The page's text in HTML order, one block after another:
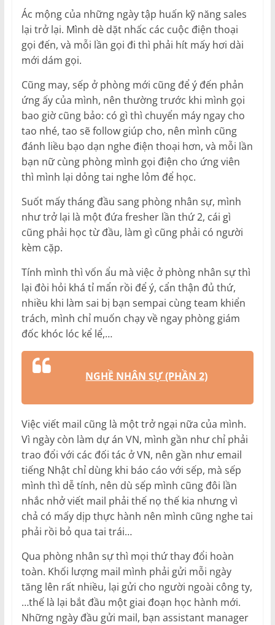
Ác mộng của những ngày tập huấn kỹ năng sales
lại trở lại. Mình dè dặt nhấc các cuộc điện thoại
gọi đến, và mỗi lần gọi đi thì phải hít mấy hơi dài
mới dám gọi.
Cũng may, sếp ở phòng mới cũng để ý đến phản
ứng ấy của mình, nên thường trước khi mình gọi
bao giờ cũng bảo: có gì thì chuyển máy ngay cho
tao nhé, tao sẽ follow giúp cho, nên mình cũng
đánh liều bạo dạn nghe điện thoại hơn, và mỗi lần
bạn nữ cùng phòng mình gọi điện cho ứng viên
thì mình lại dỏng tai nghe lỏm để học.
Suốt mấy tháng đầu sang phòng nhân sự, mình
như trở lại là một đứa fresher lần thứ 2, cái gì
cũng phải học từ đầu, làm gì cũng phải có người
kèm cặp.
Tính mình thì vốn ẩu mà việc ở phòng nhân sự thì
lại đòi hỏi khá tỉ mẩn rồi để ý, cẩn thận đủ thứ,
nhiều khi làm sai bị bạn sempai cùng team khiển
trách, mình chỉ muốn chạy về ngay phòng giám
đốc khóc lóc kể lể,…
NGHỀ NHÂN SỰ (PHẦN 2)
Việc viết mail cũng là một trở ngại nữa của mình.
Vì ngày còn làm dự án VN, mình gần như chỉ phải
trao đổi với các đối tác ở VN, nên gần như email
tiếng Nhật chỉ dùng khi báo cáo với sếp, mà sếp
mình thì dễ tính, nên dù sếp mình cũng đôi lần
nhắc nhở viết mail phải thế nọ thế kia nhưng vì
chả có mấy dịp thực hành nên mình cũng nghe tai
phải rồi bỏ qua tai trái…
Qua phòng nhân sự thì mọi thứ thay đổi hoàn
toàn. Khối lượng mail mình phải gửi mỗi ngày
tăng lên rất nhiều, lại gửi cho người ngoài công ty,
…thế là lại bắt đầu một giai đoạn học hành mới.
Những ngày đầu gửi mail, bạn assistant manager